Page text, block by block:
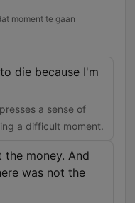
moment te gaan
die because I'm
a sense of
a difficult moment.
money. And
was not the